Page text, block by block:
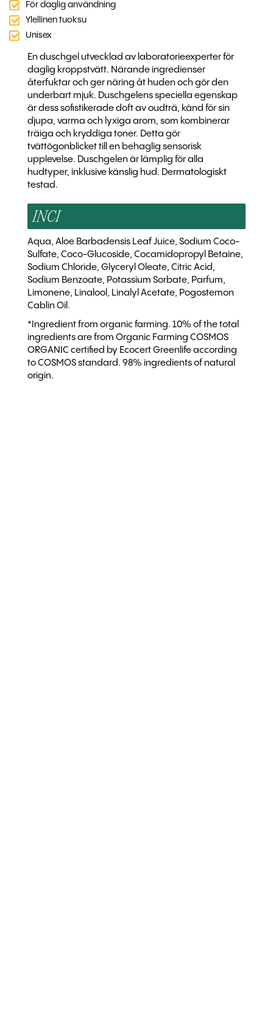
För daglig användning
Ylellinen tuoksu
Unisex
En duschgel utvecklad av laboratorieexperter för
daglig kroppstvätt. Närande ingredienser
återfuktar och ger näring åt huden och gör den
underbart mjuk. Duschgelens speciella egenskap
är dess sofistikerade doft av oudträ, känd för sin
djupa, varma och lyxiga arom, som kombinerar
träiga och kryddiga toner. Detta gör
tvättögonblicket till en behaglig sensorisk
upplevelse. Duschgelen är lämplig för alla
hudtyper, inklusive känslig hud. Dermatologiskt
testad.
INCI
Aqua, Aloe Barbadensis Leaf Juice, Sodium Coco-
Sulfate, Coco-Glucoside, Cocamidopropyl Betaine,
Sodium Chloride, Glyceryl Oleate, Citric Acid,
Sodium Benzoate, Potassium Sorbate, Parfum,
Limonene, Linalool, Linalyl Acetate, Pogostemon
Cablin Oil.
*Ingredient from organic farming. 10% of the total
ingredients are from Organic Farming COSMOS
ORGANIC certified by Ecocert Greenlife according
to COSMOS standard. 98% ingredients of natural
origin.